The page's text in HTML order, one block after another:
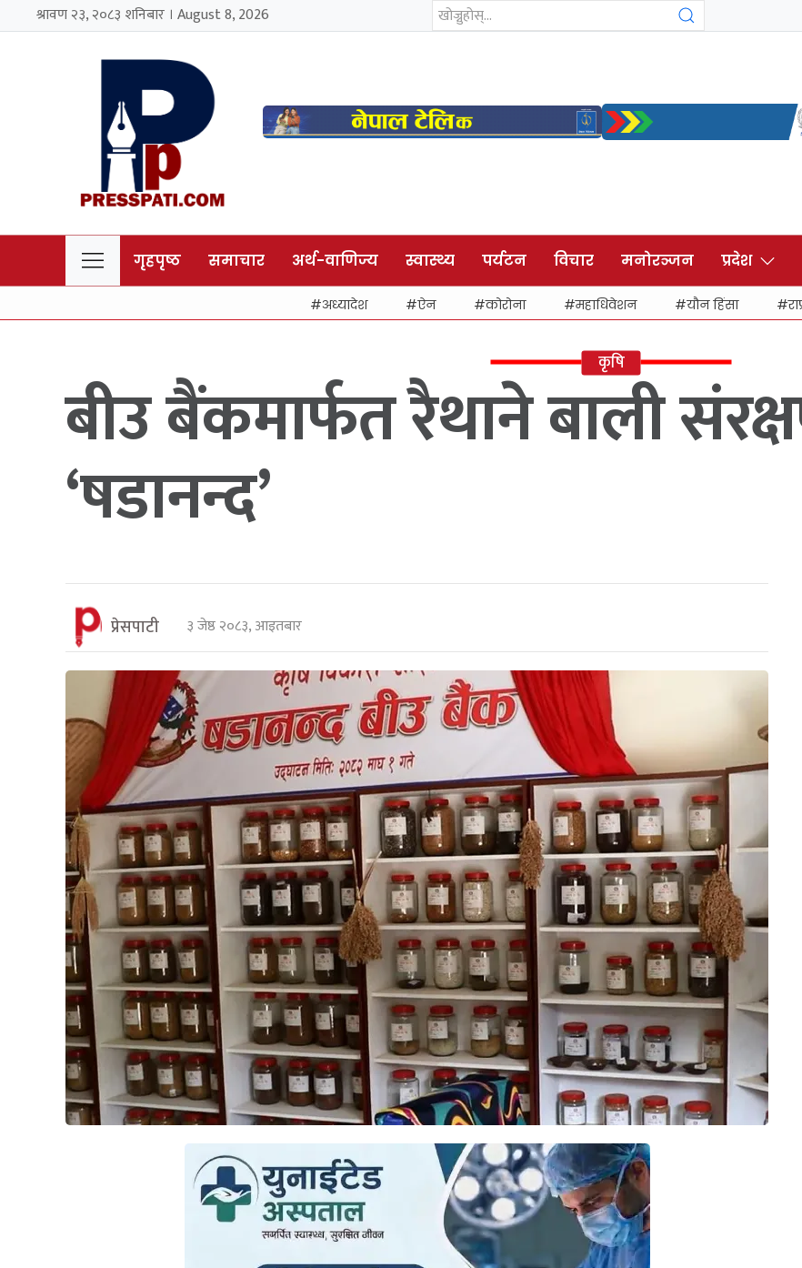
श्रावण २३, २०८३ शनिबार । August 8, 2026
गृहपृष्ठ समाचार अर्थ-वाणिज्य स्वास्थ्य पर्यटन विचार मनोरञ्जन प्रदेश
अध्यादेश ऐन कोरोना महाधिवेशन यौन हिंसा
कृषि
बीउ बैंकमार्फत रैथाने बाली
‘षडानन्द’
प्रेसपाटी ३ जेष्ठ २०८३, आइतबार